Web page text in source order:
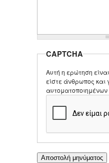
CAPTCHA
Αυτή η ερώτηση
είστε άνθρωπος και